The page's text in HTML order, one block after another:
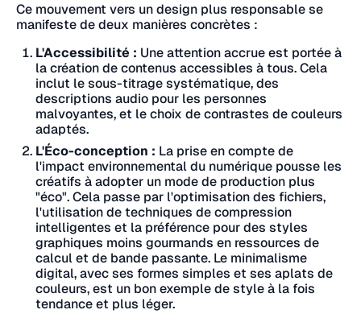
Ce mouvement vers un design plus responsable se
manifeste de deux manières concrètes :
L'Accessibilité : Une attention accrue est portée à
la création de contenus accessibles à tous. Cela
inclut le sous-titrage systématique, des
descriptions audio pour les personnes
malvoyantes, et le choix de contrastes de couleurs
adaptés.
L'Éco-conception : La prise en compte de
l'impact environnemental du numérique pousse les
créatifs à adopter un mode de production plus
"éco". Cela passe par l'optimisation des fichiers,
l'utilisation de techniques de compression
intelligentes et la préférence pour des styles
graphiques moins gourmands en ressources de
calcul et de bande passante. Le minimalisme
digital, avec ses formes simples et ses aplats de
couleurs, est un bon exemple de style à la fois
tendance et plus léger.